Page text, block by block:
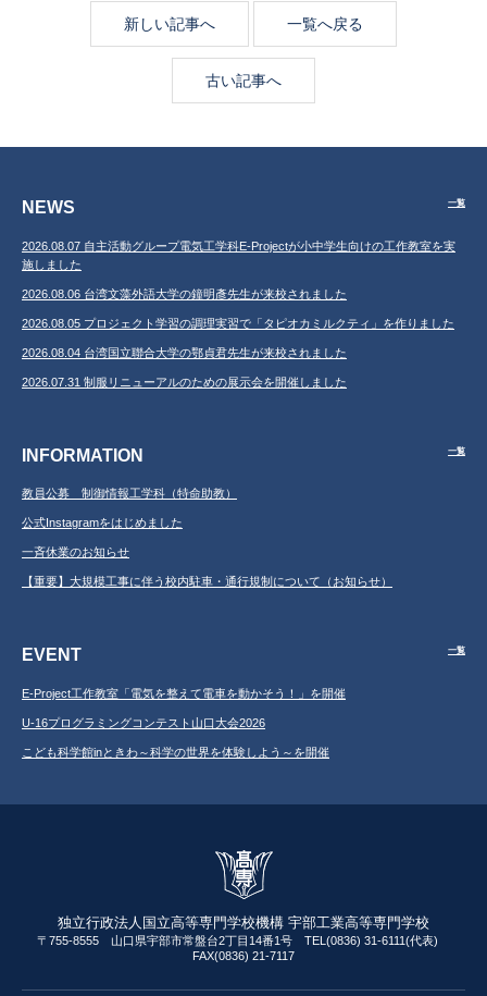
新しい記事へ 一覧へ戻る
古い記事へ
NEWS 一覧
2026.08.07 自主活動グループ電気工学科E-Projectが小中学生向けの工作教室を実
施しました
2026.08.06 台湾文藻外語大学の鐘明彥先生が来校されました
2026.08.05 プロジェクト学習の調理実習で「タピオカミルクティ」を作りました
2026.08.04 台湾国立聯合大学の鄂貞君先生が来校されました
2026.07.31 制服リニューアルのための展示会を開催しました
INFORMATION 一覧
教員公募 制御情報工学科（特命助教）
公式Instagramをはじめました
一斉休業のお知らせ
【重要】大規模工事に伴う校内駐車・通行規制について（お知らせ）
EVENT 一覧
E-Project工作教室「電気を整えて電車を動かそう！」を開催
U-16プログラミングコンテスト山口大会2026
こども科学館inときわ～科学の世界を体験しよう～を開催
独立行政法人国立高等専門学校機構 宇部工業高等専門学校
〒755-8555 山口県宇部市常盤台2丁目14番1号 TEL(0836) 31-6111(代表)
FAX(0836) 21-7117